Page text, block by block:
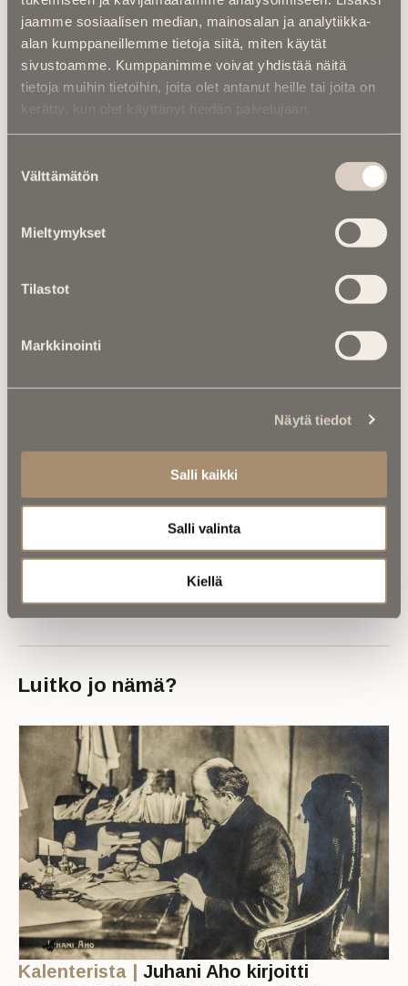
jaamme sosiaalisen median, mainosalan ja analytiikka-
alan kumppaneillemme tietoja siitä, miten käytät
sivustoamme. Kumppanimme voivat yhdistää näitä
tietoja muihin tietoihin, joita olet antanut heille tai joita on
valinta
Välttämätön
Mieltymykset
Tilastot
Markkinointi
Näytä tiedot
Salli kaikki
Salli valinta
Kiellä
Lue ohjeet
tarinankertoja kuoli väkivaltaisesti
Kuolinuutiset |
Retkeilytubettaja Ali Leiniö kuoli
Jarno Saarinen muistetaan –
Turpeinen rakentaa romuista muistoja –
Asiantuntijoilta | IM selvitti: Miten
hautapaikka ”omistetaan”, ja miten
hallintaoikeus siirtyy vuosikymmenten
kuluessa?
Luitko jo nämä?
Kalenterista | Juhani Aho kirjoitti